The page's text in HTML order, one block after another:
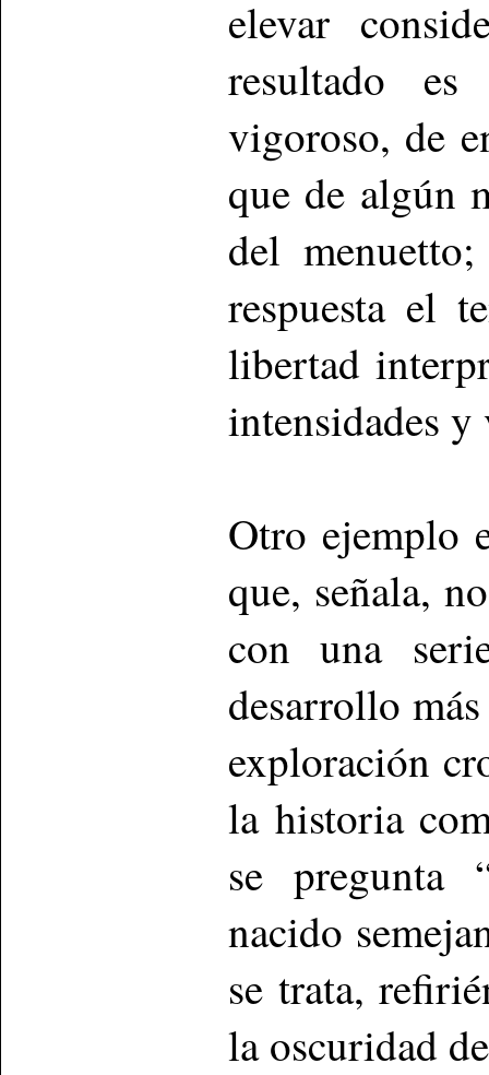
elevar
resultado
vigoroso, de
que de algún
del
respuesta el
libertad
intensidades
Otro ejemplo
que, señala,
con una
desarrollo
exploración
la historia
se pregunta
nacido
se trata,
la oscuridad